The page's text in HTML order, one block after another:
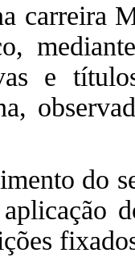
carreira
e
do